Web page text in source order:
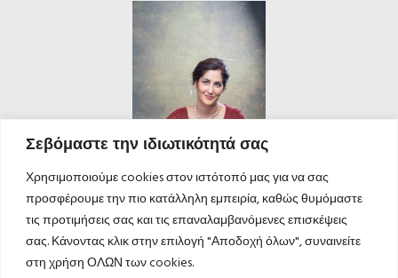
Σεβόμαστε την ιδιωτικότητά σας
Χρησιμοποιούμε cookies στον ιστότοπό μας για να σας
προσφέρουμε την πιο κατάλληλη εμπειρία, καθώς θυμόμαστε
τις προτιμήσεις σας και τις επαναλαμβανόμενες επισκέψεις
σας. Κάνοντας κλικ στην επιλογή "Αποδοχή όλων", συναινείτε
στη χρήση ΟΛΩΝ των cookies.